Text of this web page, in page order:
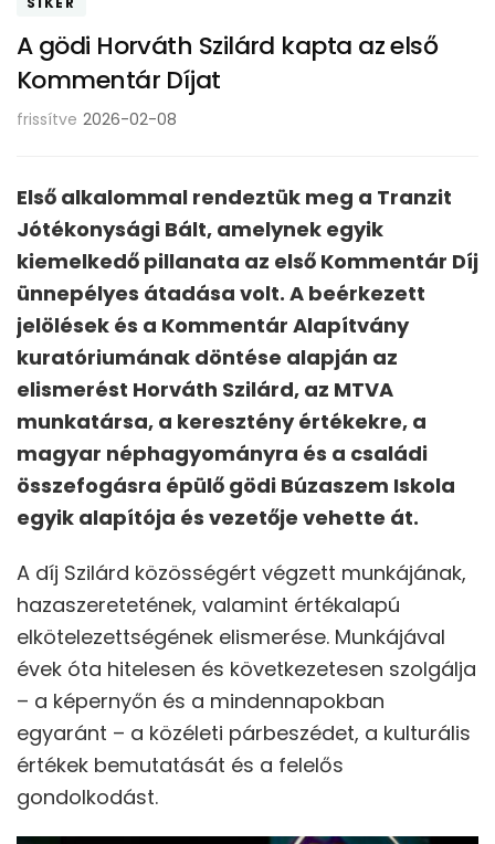
A gödi Horváth Szilárd kapta az első
Kommentár Díjat
frissítve 2026-02-08
Első alkalommal rendeztük meg a Tranzit
Jótékonysági Bált, amelynek egyik
kiemelkedő pillanata az első Kommentár Díj
ünnepélyes átadása volt. A beérkezett
jelölések és a Kommentár Alapítvány
kuratóriumának döntése alapján az
elismerést Horváth Szilárd, az MTVA
munkatársa, a keresztény értékekre, a
magyar néphagyományra és a családi
összefogásra épülő gödi Búzaszem Iskola
egyik alapítója és vezetője vehette át.
A díj Szilárd közösségért végzett munkájának,
hazaszeretetének, valamint értékalapú
elkötelezettségének elismerése. Munkájával
évek óta hitelesen és következetesen szolgálja
– a képernyőn és a mindennapokban
egyaránt – a közéleti párbeszédet, a kulturális
értékek bemutatását és a felelős
gondolkodást.